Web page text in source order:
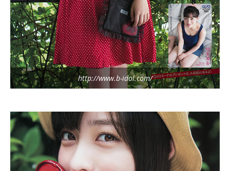
http://www.b-idol.com/